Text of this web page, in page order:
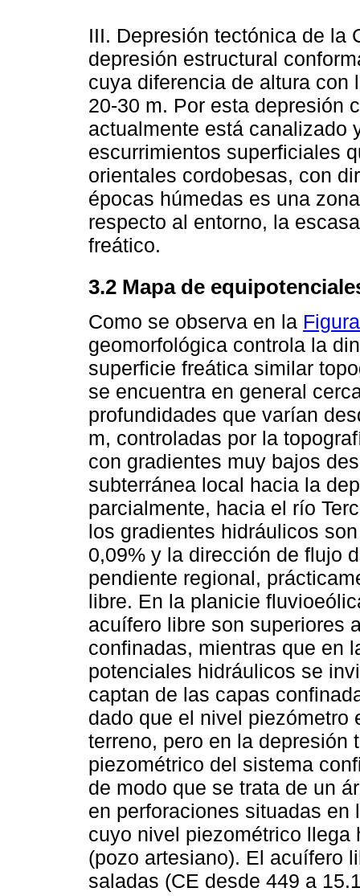
III. Depresión tectónica de la
depresión estructural
cuya diferencia de altura con
20-30 m. Por esta depresión
actualmente está canalizado
escurrimientos superficiales
orientales cordobesas, con
épocas húmedas es una
respecto al entorno, la
freático.
3.2 Mapa de
Como se observa en la
geomorfológica controla la
superficie freática similar
se encuentra en general
profundidades que varían
m, controladas por la
con gradientes muy bajos
subterránea local hacia la
parcialmente, hacia el río
los gradientes hidráulicos
0,09% y la dirección de flujo
pendiente regional,
libre. En la planicie
acuífero libre son superiores
confinadas, mientras que en
potenciales hidráulicos se
captan de las capas
dado que el nivel piezómetro
terreno, pero en la depresión
piezométrico del sistema
de modo que se trata de un
en perforaciones situadas
cuyo nivel piezométrico llega
(pozo artesiano). El acuífero
saladas (CE desde 449 a